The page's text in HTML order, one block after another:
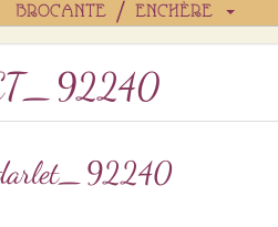
BROCANTE / ENCHÈRE